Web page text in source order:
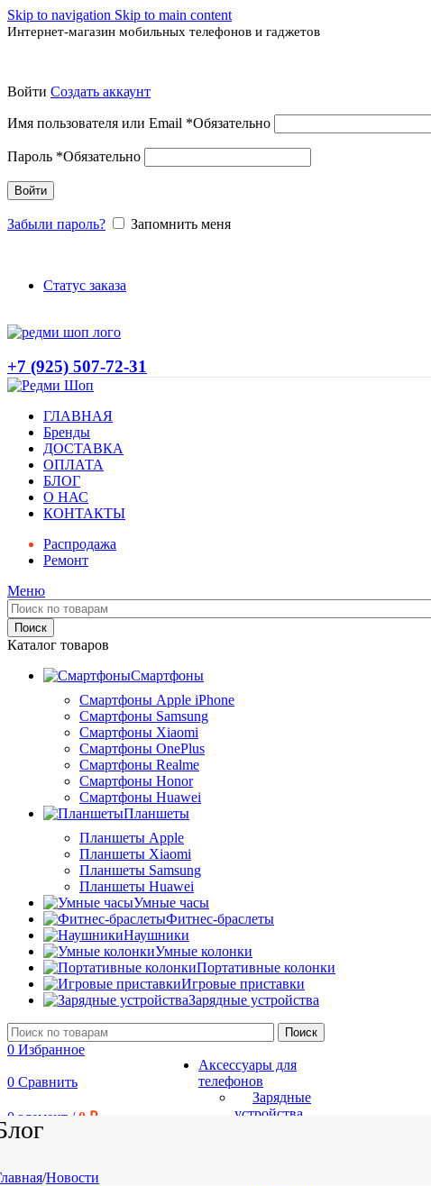
Skip to navigation Skip to main content
Интернет-магазин мобильных телефонов и гаджетов
Войти Создать аккаунт
Имя пользователя или Email *Обязательно
Пароль *Обязательно
Войти
Забыли пароль? Запомнить меня
Статус заказа
+7 (925) 507-72-31
ГЛАВНАЯ
Бренды
ДОСТАВКА
ОПЛАТА
БЛОГ
О НАС
КОНТАКТЫ
Распродажа
Ремонт
Меню
Поиск
Каталог товаров
Смартфоны
Смартфоны Apple iPhone
Смартфоны Samsung
Смартфоны Xiaomi
Смартфоны OnePlus
Смартфоны Realme
Смартфоны Honor
Смартфоны Huawei
Планшеты
Планшеты Apple
Планшеты Xiaomi
Планшеты Samsung
Планшеты Huawei
Умные часы
Фитнес-браслеты
Наушники
Умные колонки
Портативные колонки
Игровые приставки
Зарядные устройства
Аксессуары для
телефонов
Зарядные
устройства
Поиск
0 Избранное
0 Сравнить
0 элемент / 0 ₽
/Новости